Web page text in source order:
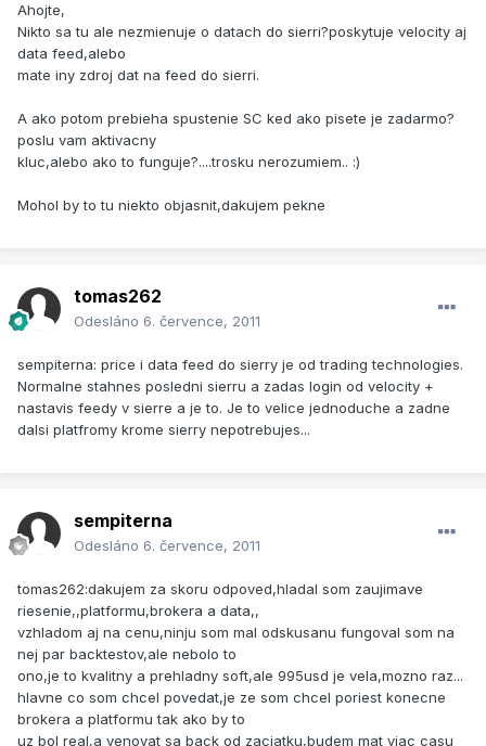
Ahojte,
Nikto sa tu ale nezmienuje o datach do sierri?poskytuje velocity aj
data feed,alebo
mate iny zdroj dat na feed do sierri.
A ako potom prebieha spustenie SC ked ako pisete je zadarmo?
poslu vam aktivacny
kluc,alebo ako to funguje?....trosku nerozumiem.. :)
Mohol by to tu niekto objasnit,dakujem pekne
tomas262
Odesláno 6. července, 2011
sempiterna: price i data feed do sierry je od trading technologies.
Normalne stahnes posledni sierru a zadas login od velocity +
nastavis feedy v sierre a je to. Je to velice jednoduche a zadne
dalsi platfromy krome sierry nepotrebujes...
sempiterna
Odesláno 6. července, 2011
tomas262:dakujem za skoru odpoved,hladal som zaujimave
riesenie,,platformu,brokera a data,,
vzhladom aj na cenu,ninju som mal odskusanu fungoval som na
nej par backtestov,ale nebolo to
ono,je to kvalitny a prehladny soft,ale 995usd je vela,mozno raz...
hlavne co som chcel povedat,je ze som chcel poriest konecne
brokera a platformu tak ako by to
uz bol real,a venovat sa back od zaciatku,budem mat viac casu